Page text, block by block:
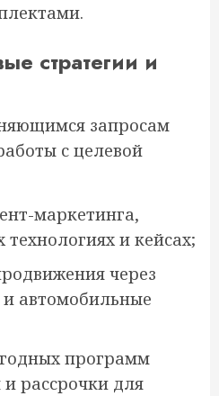
стратегии и
запросам
с целевой
маркетинга,
технологиях и кейсах;
через
автомобильные
программ
рассрочки для